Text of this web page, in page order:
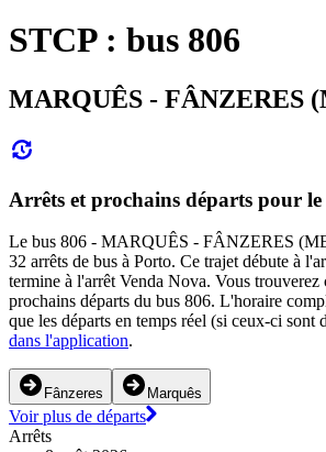
STCP : bus 806
MARQUÊS - FÂNZERES
Arrêts et prochains départs pour
Le bus 806 - MARQUÊS - FÂNZERES
32 arrêts de bus à Porto. Ce trajet débute à
termine à l'arrêt Venda Nova. Vous trouverez
prochains départs du bus 806. L'horaire
que les départs en temps réel (si ceux-ci sont
dans l'application.
Fânzeres Marquês
Voir plus de départs
Arrêts